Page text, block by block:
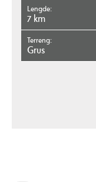
Lengde
7 km
Terreng
grus